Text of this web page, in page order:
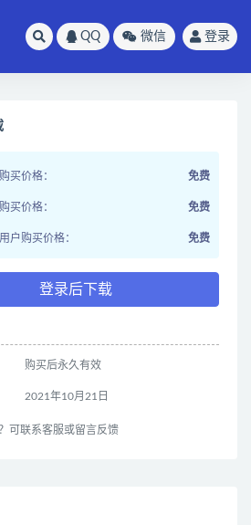
QQ 微信 登录
买价格： 免费
买价格： 免费
户购买价格： 免费
登录后下载
购买后永久有效
2021年10月21日
可联系客服或留言反馈